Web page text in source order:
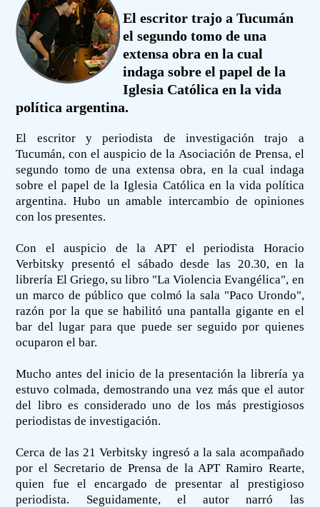
El escritor trajo a Tucumán
el segundo tomo de una
extensa obra en la cual
indaga sobre el papel de la
Iglesia Católica en la vida
política argentina.
El escritor y periodista de investigación trajo a
Tucumán, con el auspicio de la Asociación de Prensa, el
segundo tomo de una extensa obra, en la cual indaga
sobre el papel de la Iglesia Católica en la vida política
argentina. Hubo un amable intercambio de opiniones
con los presentes.
Con el auspicio de la APT el periodista Horacio
Verbitsky presentó el sábado desde las 20.30, en la
librería El Griego, su libro "La Violencia Evangélica", en
un marco de público que colmó la sala "Paco Urondo",
razón por la que se habilitó una pantalla gigante en el
bar del lugar para que puede ser seguido por quienes
ocuparon el bar.
Mucho antes del inicio de la presentación la librería ya
estuvo colmada, demostrando una vez más que el autor
del libro es considerado uno de los más prestigiosos
periodistas de investigación.
Cerca de las 21 Verbitsky ingresó a la sala acompañado
por el Secretario de Prensa de la APT Ramiro Rearte,
quien fue el encargado de presentar al prestigioso
periodista. Seguidamente, el autor narró las